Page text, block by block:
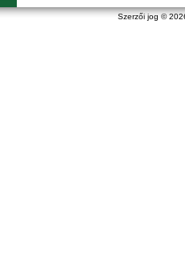
Szerzői jog ©